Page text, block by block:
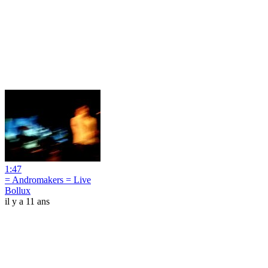
1:47
= Andromakers = Live
Bollux
il y a 11 ans